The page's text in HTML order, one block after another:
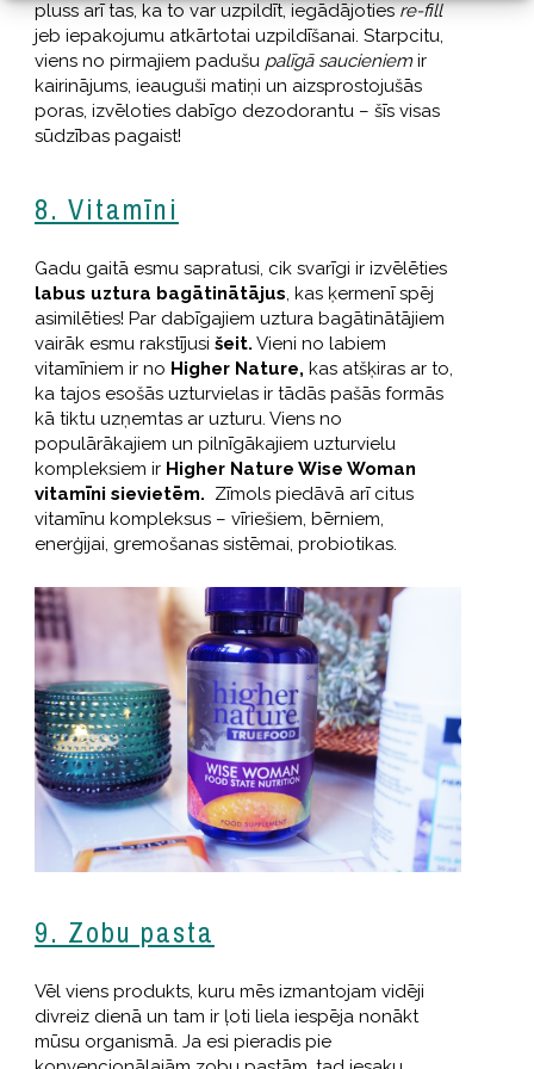
pluss arī tas, ka to var uzpildīt, iegādājotiesre-fill
jeb iepakojumu atkārtotai uzpildīšanai. Starpcitu,
viens no pirmajiem padušu palīgā saucieniem ir
kairinājums, ieauguši matiņi un aizsprostojušās
poras, izvēloties dabīgo dezodorantu – šīs visas
sūdzības pagaist!
8. Vitamīni
Gadu gaitā esmu sapratusi, cik svarīgi ir izvēlēties
labus uztura bagātinātājus, kas ķermenī spēj
asimilēties! Par dabīgajiem uztura bagātinātājiem
vairāk esmu rakstījusi šeit. Vieni no labiem
vitamīniem ir no Higher Nature, kas atšķiras ar to,
ka tajos esošās uzturvielas ir tādās pašās formās
kā tiktu uzņemtas ar uzturu. Viens no
populārākajiem un pilnīgākajiem uzturvielu
kompleksiem irHigher Nature Wise Woman
vitamīni sievietēm. Zīmols piedāvā arī citus
vitamīnu kompleksus – vīriešiem, bērniem,
enerģijai, gremošanas sistēmai, probiotikas.
9. Zobu pasta
Vēl viens produkts, kuru mēs izmantojam vidēji
divreiz dienā un tam ir ļoti liela iespēja nonākt
mūsu organismā. Ja esi pieradis pie